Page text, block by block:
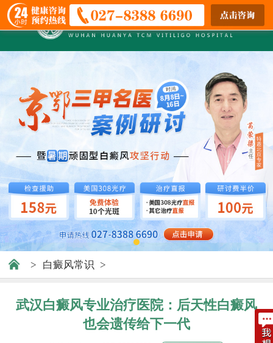
> 白癜风常识 >
武汉白癜风专业治疗医院：后天性白癜风
也会遗传给下一代